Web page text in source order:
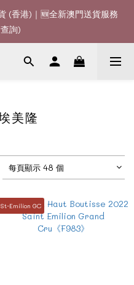
(香港)｜🆕全新澳門送貨服務
詢)
(香港)｜🆕全新澳門送貨服務
詢)
蹤我地😊｜🤵👰Wine Couple
詢)
美隆
每頁顯示 48 個
St-Emilion GC